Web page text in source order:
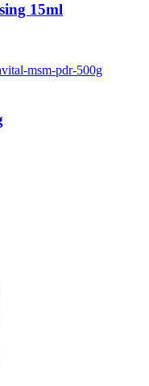
15ml